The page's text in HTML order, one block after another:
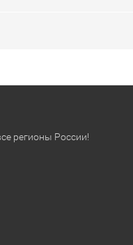
регионы России!